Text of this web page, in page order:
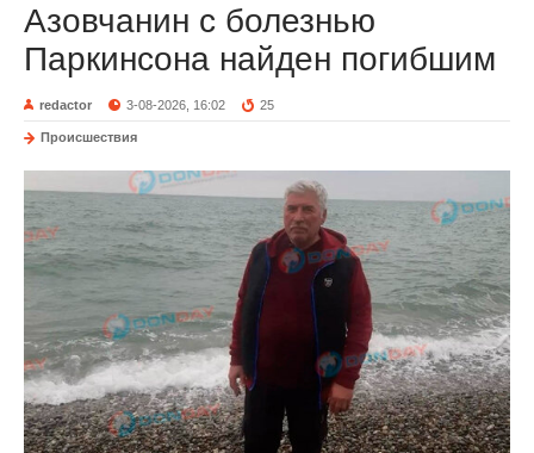
Азовчанин с болезнью
Паркинсона найден погибшим
redactor 3-08-2026, 16:02 25
Происшествия